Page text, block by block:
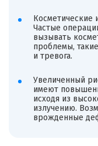
Косметические
Частые
вызывать
проблемы,
и тревога.
Увеличенный
имеют
исходя из
излучению.
врожденные